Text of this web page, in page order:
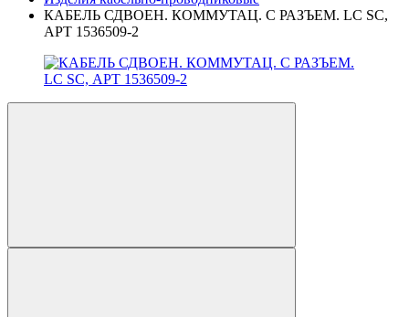
КАБЕЛЬ СДВОЕН. КОММУТАЦ. С РАЗЪЕМ. LC SC,
АРТ 1536509-2